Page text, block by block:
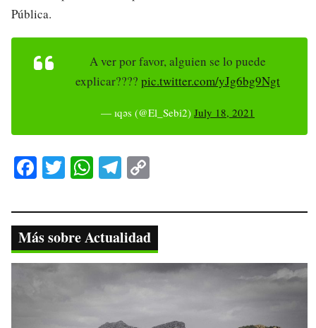
Pública.
A ver por favor, alguien se lo puede
explicar???? pic.twitter.com/yJg6bg9Ngt
— ıqǝs (@El_Sebi2) July 18, 2021
Fa
bo
ok
T
tte
r
W
ts
A
pp
Te
gr
a
m
y
Li
nk
Más sobre Actualidad